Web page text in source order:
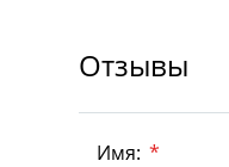
Отзывы
Имя: *